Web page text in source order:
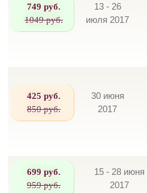
749 руб.
1049 руб.
13 - 26
июля 2017
425 руб.
850 руб.
30 июня
2017
699 руб.
959 руб.
15 - 28 июня
2017